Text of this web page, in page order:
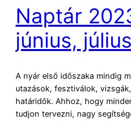
Naptár
június, július
A nyár első időszaka mindig
utazások, fesztiválok,
határidők. Ahhoz, hogy
tudjon tervezni, nagy